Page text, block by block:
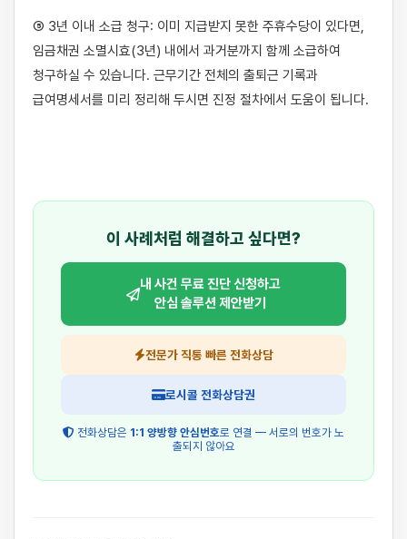
⑤ 3년 이내 소급 청구: 이미 지급받지 못한 주휴수당이 있다면,
임금채권 소멸시효(3년) 내에서 과거분까지 함께 소급하여
청구하실 수 있습니다. 근무기간 전체의 출퇴근 기록과
급여명세서를 미리 정리해 두시면 진정 절차에서 도움이 됩니다.
이 사례처럼 해결하고 싶다면?
내 사건 무료 진단 신청하고
안심 솔루션 제안받기
전문가 직통 빠른 전화상담
로시콜 전화상담권
전화상담은 1:1 양방향 안심번호로 연결 — 서로의 번호가 노
출되지 않아요